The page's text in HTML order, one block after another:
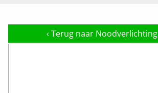
‹ Terug naar Noodverlichting